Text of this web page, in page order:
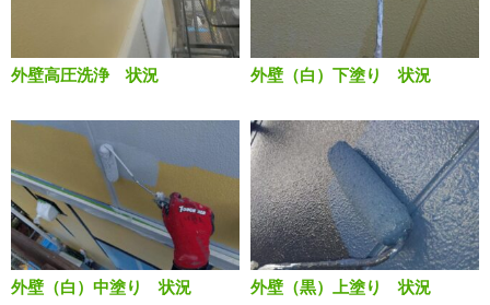
外壁高圧洗浄 状況 外壁（白）下塗り 状況
外壁（白）中塗り 状況 外壁（黒）上塗り 状況